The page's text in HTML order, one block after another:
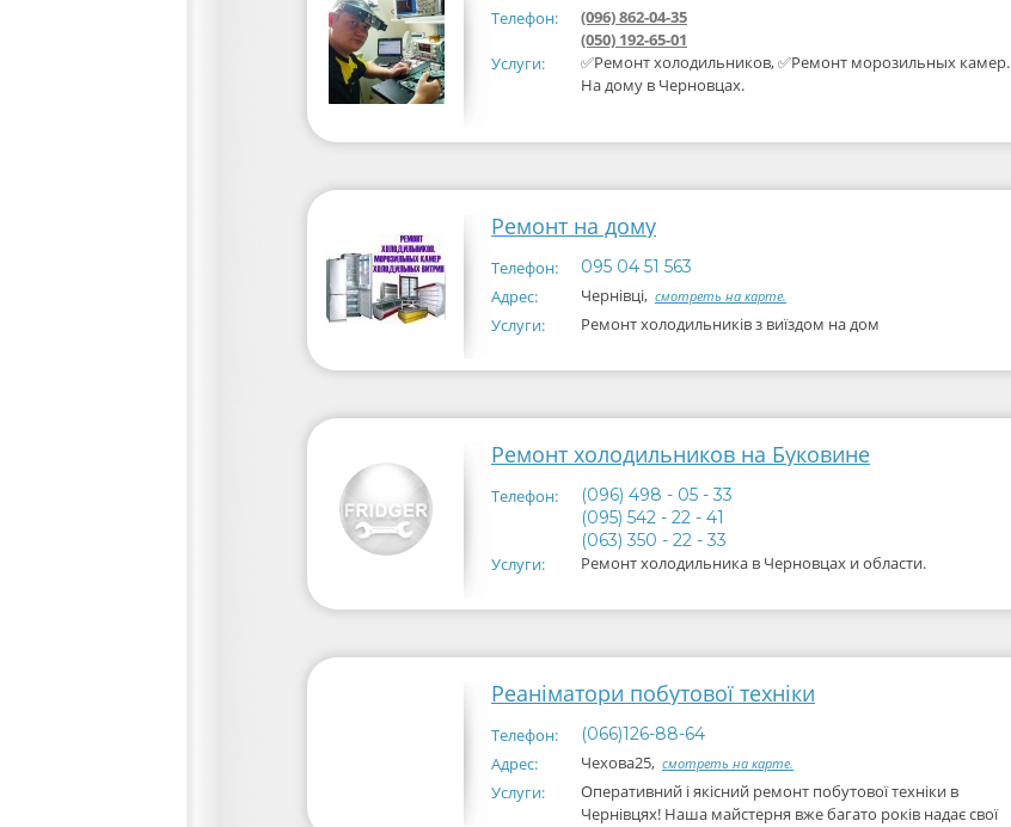
Телефон:
(096) 862-04-35
(050) 192-65-01
Услуги:
✅Ремонт холодильников, ✅Ремонт морозильных камер.
На дому в Черновцах.
Ремонт на дому
Телефон:
095 04 51 563
Адрес:
Чернівці, смотреть на карте.
Услуги: Ремонт холодильників з виїздом на дом
Ремонт холодильников на Буковине
Телефон:
(096) 498 - 05 - 33
(095) 542 - 22 - 41
(063) 350 - 22 - 33
Услуги:
Ремонт холодильника в Черновцах и области.
Реаніматори побутової техніки
Телефон:
(066)126-88-64
Адрес:
Чехова25, смотреть на карте.
Услуги:
Оперативний і якісний ремонт побутової техніки в
Чернівцях! Наша майстерня вже багато років надає свої